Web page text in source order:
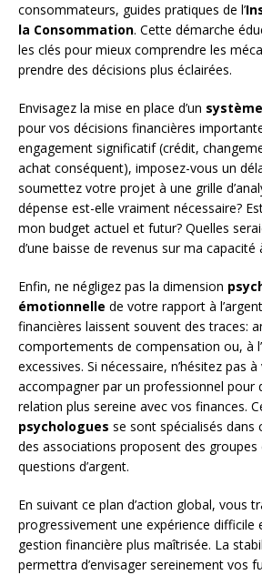
consommateurs, guides pratiques de l’
la Consommation. Cette démarche
les clés pour mieux comprendre les
prendre des décisions plus éclairées.
Envisagez la mise en place d’un
pour vos décisions financières
engagement significatif (crédit,
achat conséquent), imposez-vous un
soumettez votre projet à une grille
dépense est-elle vraiment nécessaire?
mon budget actuel et futur? Quelles
d’une baisse de revenus sur ma capacité
Enfin, ne négligez pas la dimension
émotionnelle de votre rapport à
financières laissent souvent des traces:
comportements de compensation ou, à
excessives. Si nécessaire, n’hésitez pas
accompagner par un professionnel pour
relation plus sereine avec vos finances.
psychologues se sont spécialisés dans
des associations proposent des
questions d’argent.
En suivant ce plan d’action global, vous
progressivement une expérience difficile
gestion financière plus maîtrisée. La
permettra d’envisager sereinement vos